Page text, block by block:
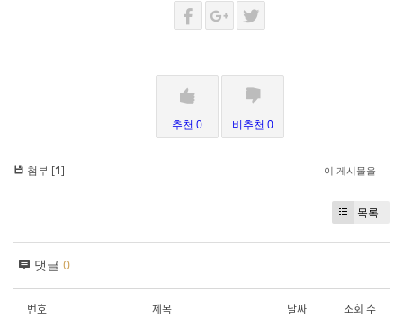
추천 0 비추천 0
첨부 [1] 이 게시물을
목록
댓글 0
번호 제목 날짜 조회 수